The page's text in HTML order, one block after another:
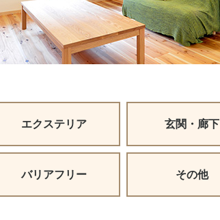
エクステリア 玄関・廊下
バリアフリー その他